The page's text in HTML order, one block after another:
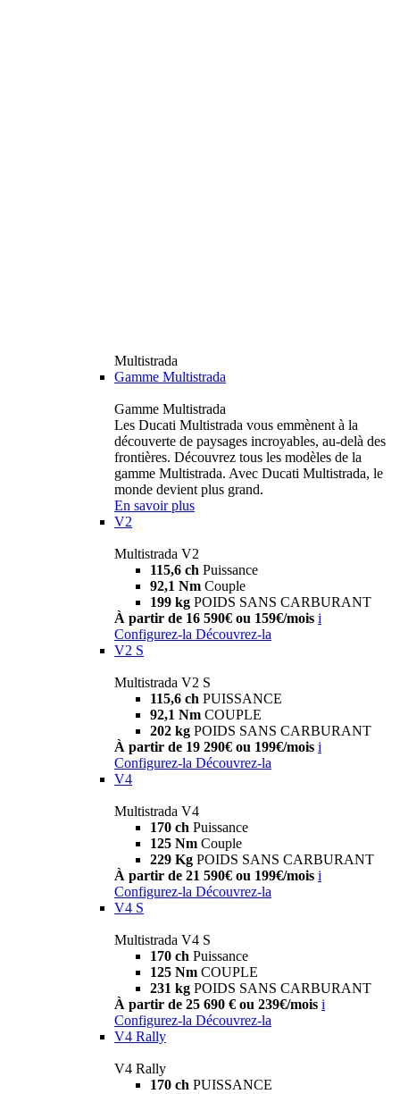
Multistrada
Gamme Multistrada
Gamme Multistrada
Les Ducati Multistrada vous emmènent à la
découverte de paysages incroyables, au-delà des
frontières. Découvrez tous les modèles de la
gamme Multistrada. Avec Ducati Multistrada, le
monde devient plus grand.
En savoir plus
V2
Multistrada V2
115,6 ch Puissance
92,1 Nm Couple
199 kg POIDS SANS CARBURANT
À partir de 16 590€ ou 159€/mois i
Configurez-la Découvrez-la
V2 S
Multistrada V2 S
115,6 ch PUISSANCE
92,1 Nm COUPLE
202 kg POIDS SANS CARBURANT
À partir de 19 290€ ou 199€/mois i
Configurez-la Découvrez-la
V4
Multistrada V4
170 ch Puissance
125 Nm Couple
229 Kg POIDS SANS CARBURANT
À partir de 21 590€ ou 199€/mois i
Configurez-la Découvrez-la
V4 S
Multistrada V4 S
170 ch Puissance
125 Nm COUPLE
231 kg POIDS SANS CARBURANT
À partir de 25 690 € ou 239€/mois i
Configurez-la Découvrez-la
V4 Rally
V4 Rally
170 ch PUISSANCE